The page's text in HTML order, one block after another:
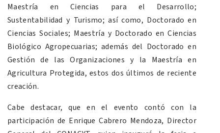
Maestría en Ciencias para el Desarrollo;
Sustentabilidad y Turismo; así como, Doctorado en
Ciencias Sociales; Maestría y Doctorado en Ciencias
Biológico Agropecuarias; además del Doctorado en
Gestión de las Organizaciones y la Maestría en
Agricultura Protegida, estos dos últimos de reciente
creación.
Cabe destacar, que en el evento contó con la
participación de Enrique Cabrero Mendoza, Director